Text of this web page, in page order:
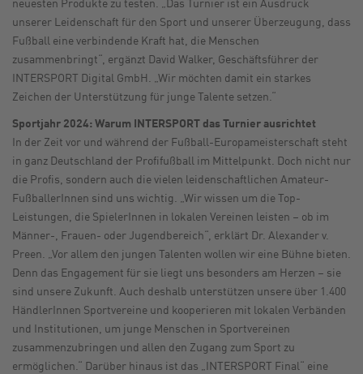
unserer Leidenschaft für den Sport und unserer Überzeugung, dass
Fußball eine verbindende Kraft hat, die Menschen
zusammenbringt“, ergänzt David Walker, Geschäftsführer der
INTERSPORT Digital GmbH. „Wir möchten damit ein starkes
Zeichen der Unterstützung für junge Talente setzen.“
Sportjahr 2024: Warum INTERSPORT das Turnier ausrichtet
In der Zeit vor und während der Fußball-Europameisterschaft steht
in ganz Deutschland der Profifußball im Mittelpunkt. Doch nicht nur
die Profis, sondern auch die vielen leidenschaftlichen Amateur-
FußballerInnen sind uns wichtig. „Wir wissen um die Top-
Leistungen, die SpielerInnen in lokalen Vereinen leisten – ob im
Männer-, Frauen- oder Jugendbereich“, erklärt Dr. Alexander v.
Preen. „Vor allem den jungen Talenten wollen wir eine Bühne bieten.
Denn das Engagement für sie liegt uns besonders am Herzen – sie
sind unsere Zukunft. Auch deshalb unterstützen unsere über 1.400
HändlerInnen Sportvereine und kooperieren mit lokalen Verbänden
und Institutionen, um junge Menschen in Sportvereinen
zusammenzubringen und allen den Zugang zum Sport zu
ermöglichen.“ Darüber hinaus ist das „INTERSPORT Final“ eine